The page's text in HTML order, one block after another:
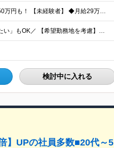
★固定給だけで年収524万円も可能！ ★入社3年目で年収650万円も！ 【未経験者】 ◆月給29万円～51万円（店舗手当・営業手当など一律手当含む）＋インセンティブ＋他各種手当＋決算賞与あり（会社業
＼全国97店舗で募集中！希望を考慮◎「自宅の近くで働きたい」もOK／ 【希望勤務地を考慮】全97店舗／北海道・東京・神奈川・千葉・埼玉・石川・静岡・愛知・大阪・兵庫・福岡の『保険クリニック』直営店
検討中に入れる
】UPの社員多数■20代～5